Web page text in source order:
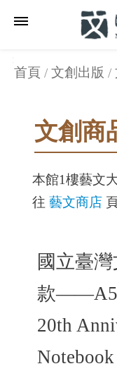
跳到主要內容區塊
首頁
文創出版
文創商
本館1樓藝文
往藝文商店
國立臺
款——A5
20th
Notebook